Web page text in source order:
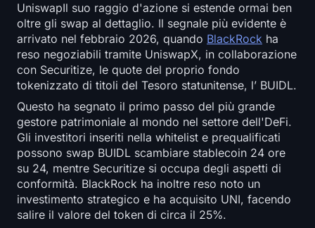
UniswapIl suo raggio d'azione si estende ormai ben
oltre gli swap al dettaglio. Il segnale più evidente è
arrivato nel febbraio 2026, quando BlackRock ha
reso negoziabili tramite UniswapX, in collaborazione
con Securitize, le quote del proprio fondo
tokenizzato di titoli del Tesoro statunitense, l’ BUIDL.
Questo ha segnato il primo passo del più grande
gestore patrimoniale al mondo nel settore dell'DeFi.
Gli investitori inseriti nella whitelist e prequalificati
possono swap BUIDL scambiare stablecoin 24 ore
su 24, mentre Securitize si occupa degli aspetti di
conformità. BlackRock ha inoltre reso noto un
investimento strategico e ha acquisito UNI, facendo
salire il valore del token di circa il 25%.